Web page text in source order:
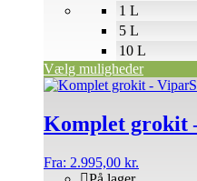
Vælg muligheder
1 L
5 L
10 L
Komplet grokit
Fra: 2.995,00 kr.